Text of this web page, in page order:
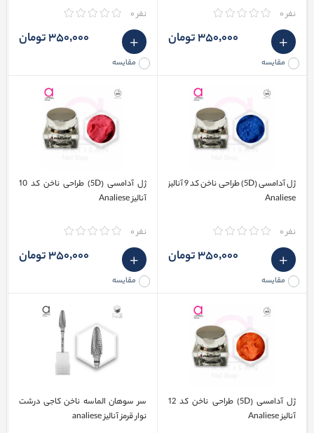
نفر 0
مقایسه
350٬000 تومان
نفر 0
مقایسه
350٬000 تومان
ژل آدامسی (5D) طراحی ناخن کد 9 آنالیز
Analiese
نفر 0
مقایسه
350٬000 تومان
ژل آدامسی (5D) طراحی ناخن کد 10
آنالیز Analiese
نفر 0
مقایسه
350٬000 تومان
ژل آدامسی (5D) طراحی ناخن کد 12
آنالیز Analiese
سر سوهان الماسه ناخن کاجی درشت
نوار قرمز آنالیز analiese